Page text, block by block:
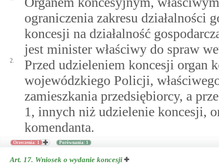
ograniczenia zakresu działalności
koncesji na działalność
jest minister właściwy do spraw
2.
Przed udzieleniem koncesji organ
wojewódzkiego Policji,
zamieszkania przedsiębiorcy, a
1, innych niż udzielenie koncesji,
komendanta.
Orzeczenia: 1 Porównania: 1
Art. 17. Wniosek o wydanie koncesji